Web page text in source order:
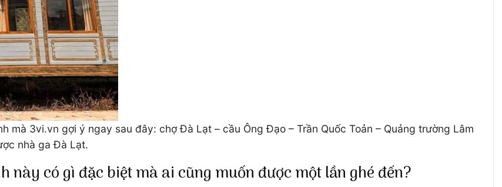
mà 3vi.vn gợi ý ngay sau đây: chợ Đà Lạt – cầu Ông Đạo – Trần Quốc Toản – Quảng trường Lâm
nhà ga Đà Lạt.
này có gì đặc biệt mà ai cũng muốn được một lần ghé đến?